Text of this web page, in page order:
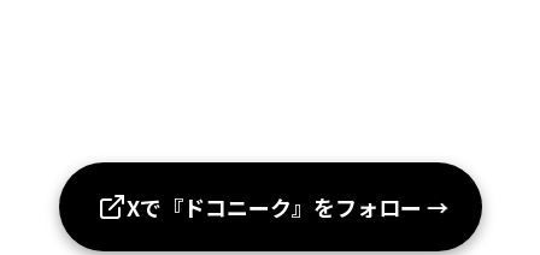
Xで『ドコニーク』をフォロー →